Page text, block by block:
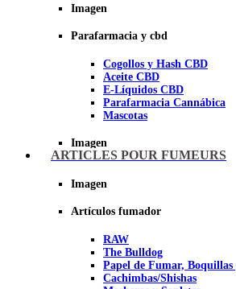
Imagen
Parafarmacia y cbd
Cogollos y Hash CBD
Aceite CBD
E-Líquidos CBD
Parafarmacia Cannábica
Mascotas
Imagen
ARTICLES POUR FUMEURS
Imagen
Artículos fumador
RAW
The Bulldog
Papel de Fumar,
Cachimbas/Shishas